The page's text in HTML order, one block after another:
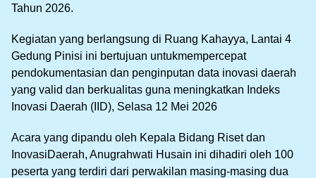
Tahun 2026.
Kegiatan yang berlangsung di Ruang Kahayya, Lantai 4
Gedung Pinisi ini bertujuan untukmempercepat
pendokumentasian dan penginputan data inovasi daerah
yang valid dan berkualitas guna meningkatkan Indeks
Inovasi Daerah (IID), Selasa 12 Mei 2026
Acara yang dipandu oleh Kepala Bidang Riset dan
InovasiDaerah, Anugrahwati Husain ini dihadiri oleh 100
peserta yang terdiri dari perwakilan masing-masing dua